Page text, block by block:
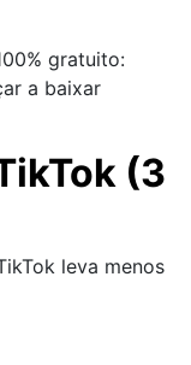
gratuito:
a baixar
(3
leva menos